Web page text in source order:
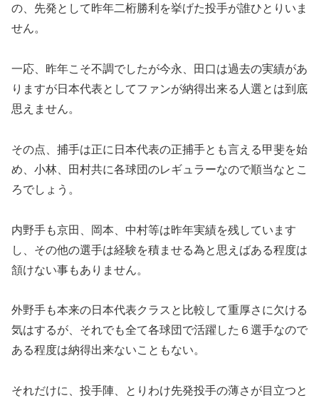
の、先発として昨年二桁勝利を挙げた投手が誰ひとりいま
せん。
一応、昨年こそ不調でしたが今永、田口は過去の実績があ
りますが日本代表としてファンが納得出来る人選とは到底
思えません。
その点、捕手は正に日本代表の正捕手とも言える甲斐を始
め、小林、田村共に各球団のレギュラーなので順当なとこ
ろでしょう。
内野手も京田、岡本、中村等は昨年実績を残しています
し、その他の選手は経験を積ませる為と思えばある程度は
頷けない事もありません。
外野手も本来の日本代表クラスと比較して重厚さに欠ける
気はするが、それでも全て各球団で活躍した６選手なので
ある程度は納得出来ないこともない。
それだけに、投手陣、とりわけ先発投手の薄さが目立つと